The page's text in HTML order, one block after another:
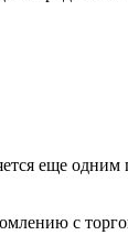
еще
с